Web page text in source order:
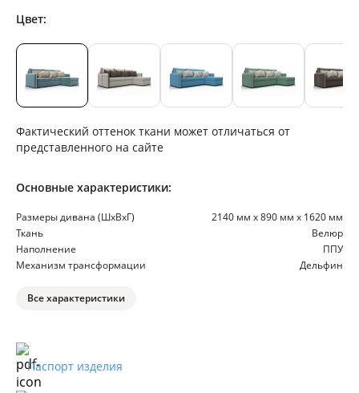
Цвет:
Фактический оттенок ткани может отличаться от
представленного на сайте
Основные характеристики:
Размеры дивана (ШхВхГ)
2140 мм х 890 мм х 1620 мм
Ткань
Велюр
Наполнение
ППУ
Механизм трансформации
Дельфин
Все характеристики
Паспорт изделия